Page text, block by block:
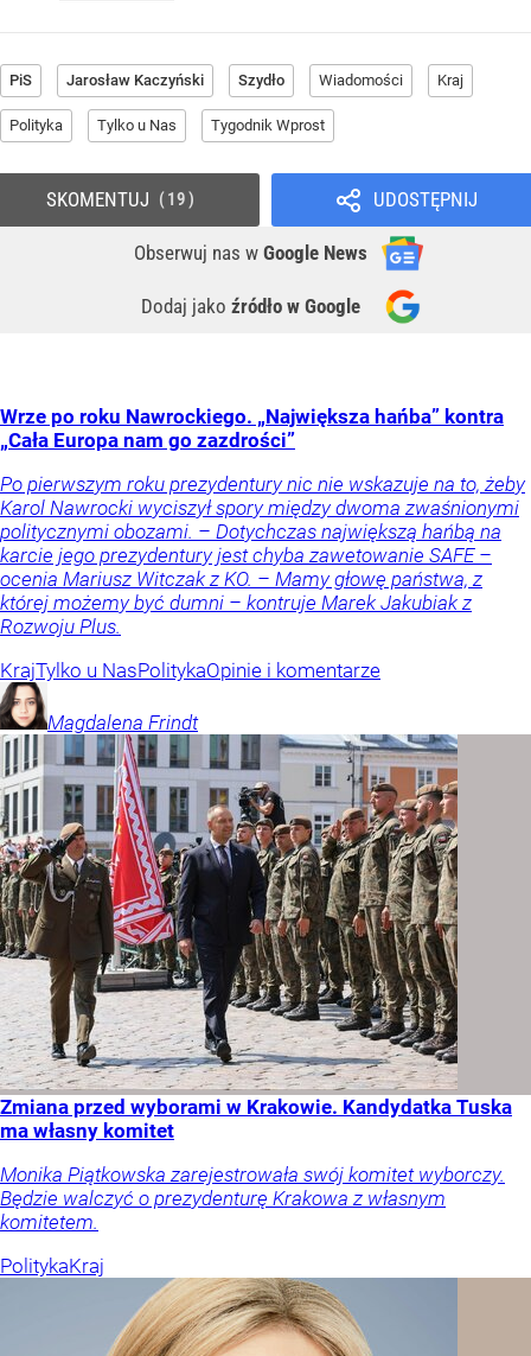
PiS Jarosław Kaczyński Szydło Wiadomości Kraj
Polityka Tylko u Nas Tygodnik Wprost
UDOSTĘPNIJ
Obserwuj nas w Google News
Dodaj jako źródło w Google
SKOMENTUJ 19
Wrze po roku Nawrockiego. „Największa hańba” kontra
„Cała Europa nam go zazdrości”
Po pierwszym roku prezydentury nic nie wskazuje na to, żeby
Karol Nawrocki wyciszył spory między dwoma zwaśnionymi
politycznymi obozami. – Dotychczas największą hańbą na
karcie jego prezydentury jest chyba zawetowanie SAFE –
ocenia Mariusz Witczak z KO. – Mamy głowę państwa, z
której możemy być dumni – kontruje Marek Jakubiak z
Rozwoju Plus.
KrajTylko u NasPolitykaOpinie i komentarze
Magdalena Frindt
Zmiana przed wyborami w Krakowie. Kandydatka Tuska
ma własny komitet
Monika Piątkowska zarejestrowała swój komitet wyborczy.
Będzie walczyć o prezydenturę Krakowa z własnym
komitetem.
PolitykaKraj